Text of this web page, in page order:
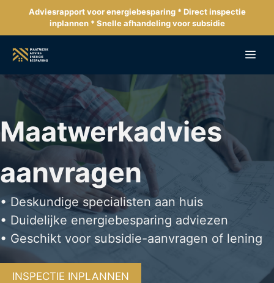
de
inhoud
Adviesrapport voor energiebesparing * Direct inspectie
inplannen * Snelle afhandeling voor subsidie
Maatwerkadvies
aanvragen
• Deskundige specialisten aan huis
• Duidelijke energiebesparing adviezen
• Geschikt voor subsidie-aanvragen of lening
INSPECTIE INPLANNEN